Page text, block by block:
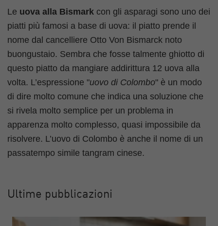
Le uova alla Bismark con gli asparagi sono uno dei
piatti più famosi a base di uova: il piatto prende il
nome dal cancelliere Otto Von Bismarck noto
buongustaio. Sembra che fosse talmente ghiotto di
questo piatto da mangiare addirittura 12 uova alla
volta. L’espressione "uovo di Colombo" è un modo
di dire molto comune che indica una soluzione che
si rivela molto semplice per un problema in
apparenza molto complesso, quasi impossibile da
risolvere. L’uovo di Colombo è anche il nome di un
passatempo simile tangram cinese.
Ultime pubblicazioni